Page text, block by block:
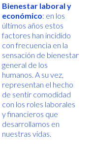
Bienestar laboral y
económico: en los
últimos años estos
factores han incidido
con frecuencia en la
sensación de bienestar
general de los
humanos. A su vez,
representan el hecho
de sentir comodidad
con los roles laborales
y financieros que
desarrollamos en
nuestras vidas.